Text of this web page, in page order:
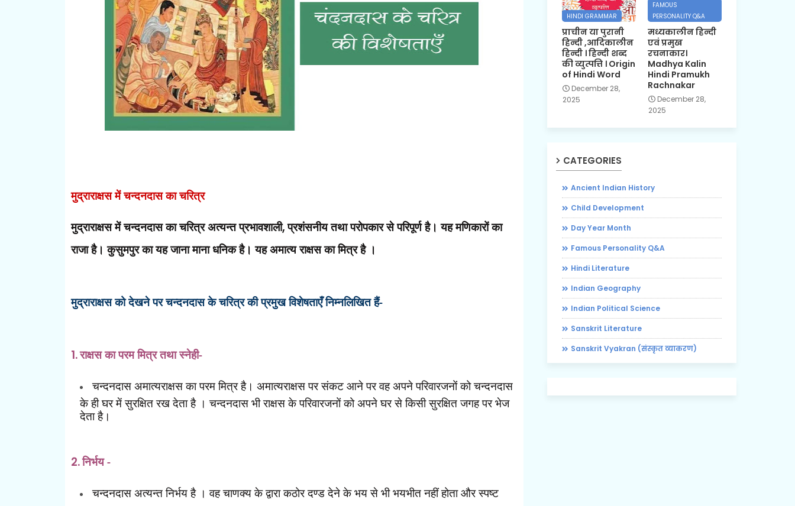
मुद्राराक्षस में चन्दनदास का चरित्र
मुद्राराक्षस में चन्दनदास का चरित्र अत्यन्त प्रभावशाली,प्रशंसनीय तथा परोपकार से परिपूर्ण है। यह मणिकारों का
राजा है। कुसुमपुर का यह जाना माना धनिक है। यह अमात्य राक्षस का मित्र है ।
मुद्राराक्षस को देखने पर चन्दनदास के चरित्र की प्रमुख विशेषताएँ निम्नलिखित हैं-
1.राक्षस का परम मित्र तथा स्नेही-
चन्दनदास अमात्यराक्षस का परम मित्र है। अमात्यराक्षसपर संकट आने पर वह अपने परिवारजनों को चन्दनदास
के ही घर में सुरक्षित रख देता है । चन्दनदास भी राक्षस के परिवारजनों को अपने घर से किसी सुरक्षित जगह पर भेज
देता है।
2.निर्भय -
चन्दनदास अत्यन्त निर्भय है । वह चाणक्य के द्वारा कठोर दण्ड देने के भय से भी भयभीत नहीं होता और स्पष्ट
HINDI GRAMMAR
प्राचीन या पुरानी
हिन्दी ,आदिकालीन
हिन्दी । हिन्दी शब्द
की व्युत्पत्ति । Origin
of Hindi Word
December 28,
2025
FAMOUS
PERSONALITY Q&A
मध्यकालीन हिन्दी
एवं प्रमुख
रचनाकार।
Madhya Kalin
Hindi Pramukh
Rachnakar
December 28,
2025
CATEGORIES
Ancient Indian History
Child Development
Day Year Month
Famous Personality Q&A
Hindi Literature
Indian Geography
Indian Political Science
Sanskrit Literature
Sanskrit Vyakran (संस्कृत व्याकरण)